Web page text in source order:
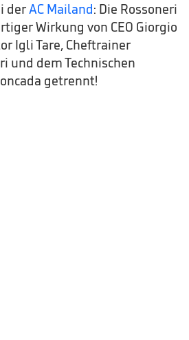
derAC Mailand: Die Rossoneri
Wirkung von CEO Giorgio
Igli Tare, Cheftrainer
und dem Technischen
getrennt!